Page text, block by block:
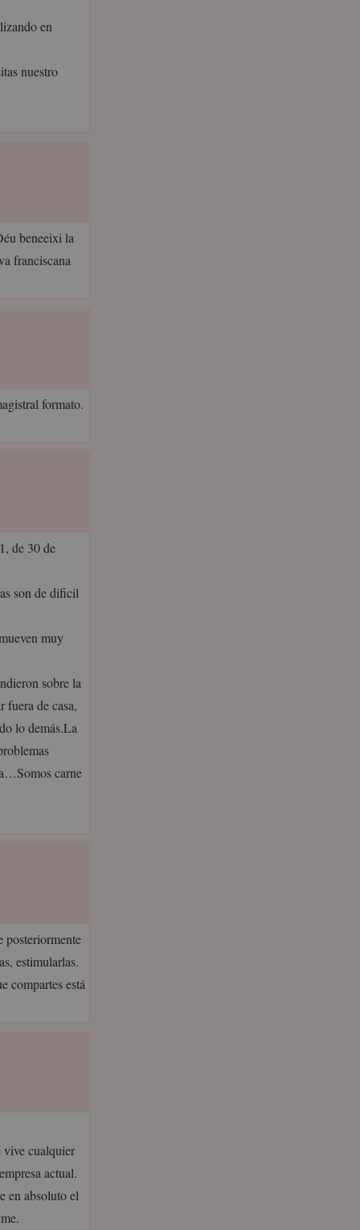
en
nuestro
beneeixi la
franciscana
formato.
de 30 de
son de dificil
muy
sobre la
fuera de casa,
lo demás.La
carne
posteriormente
estimularlas.
compartes está
vive cualquier
actual.
en absoluto el